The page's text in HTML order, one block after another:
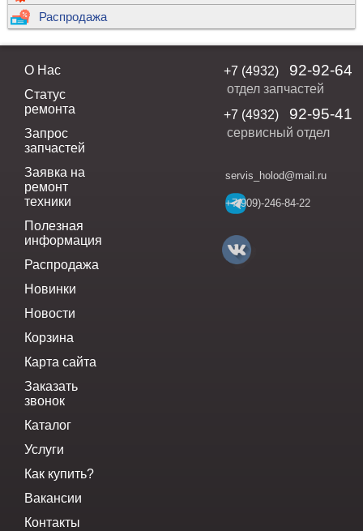
Распродажа
О Нас
Статус
ремонта
Запрос
запчастей
Заявка на
ремонт
техники
Полезная
информация
Распродажа
Новинки
Новости
Корзина
Карта сайта
Заказать
звонок
Каталог
Услуги
Как купить?
Вакансии
Контакты
+7 (4932) 92-92-64
отдел запчастей
+7 (4932)
92-95-41
сервисный отдел
servis_holod@mail.ru
+7(909)-246-84-22